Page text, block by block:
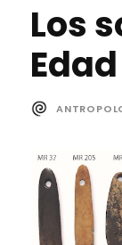
Los